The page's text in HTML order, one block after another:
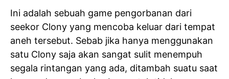
Ini adalah sebuah game pengorbanan dari
seekor Clony yang mencoba keluar dari tempat
aneh tersebut. Sebab jika hanya menggunakan
satu Clony saja akan sangat sulit menempuh
segala rintangan yang ada, ditambah suatu saat